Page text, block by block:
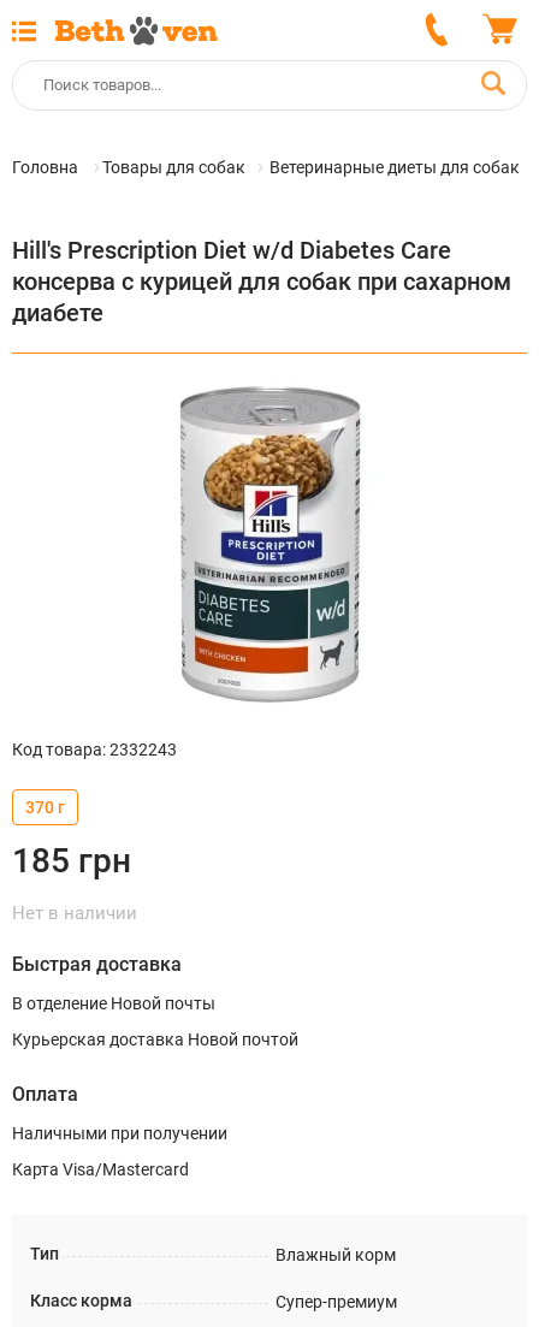
Головна Товары для собак Ветеринарные диеты для собак
Hill's Prescription Diet w/d Diabetes Care
консерва с курицей для собак при сахарном
диабете
Код товара:2332243
370 г
185 грн
Нет в наличии
Быстрая доставка
В отделение Новой почты
Курьерская доставка Новой почтой
Оплата
Наличными при получении
Карта Visa/Mastercard
Тип Влажный корм
Класс корма Супер-премиум